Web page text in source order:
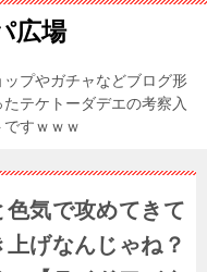
広場
プやガチャなどブログ形
テケトーダデエの考察入
すｗｗｗ
色気で攻めてきて
げなんじゃね？